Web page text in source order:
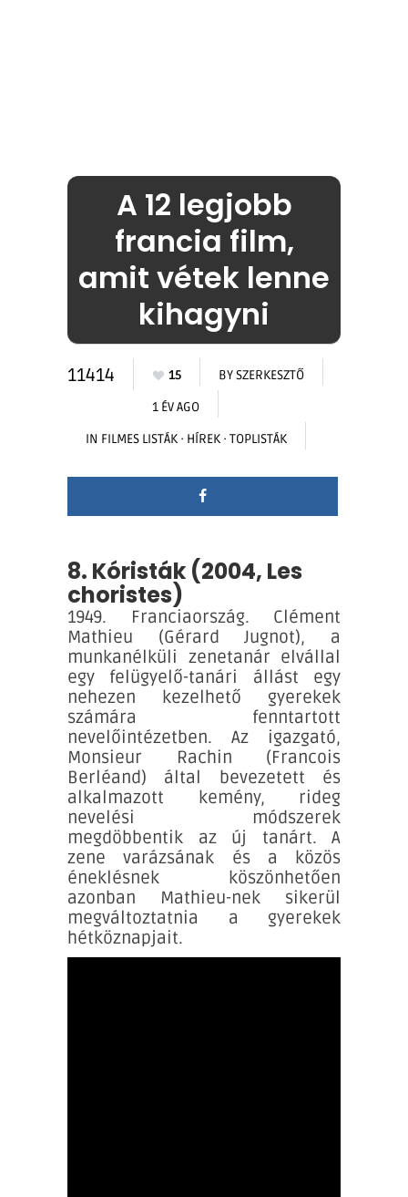
A 12 legjobb
francia film,
amit vétek lenne
kihagyni
11414 15 BYSZERKESZTŐ
1 ÉV AGO
IN FILMES LISTÁK · HÍREK · TOPLISTÁK
8. Kóristák (2004, Les
choristes)
1949. Franciaország. Clément
Mathieu (Gérard Jugnot), a
munkanélküli zenetanár elvállal
egy felügyelő-tanári állást egy
nehezen kezelhető gyerekek
számára fenntartott
nevelőintézetben. Az igazgató,
Monsieur Rachin (Francois
Berléand) által bevezetett és
alkalmazott kemény, rideg
nevelési módszerek
megdöbbentik az új tanárt. A
zene varázsának és a közös
éneklésnek köszönhetően
azonban Mathieu-nek sikerül
megváltoztatnia a gyerekek
hétköznapjait.